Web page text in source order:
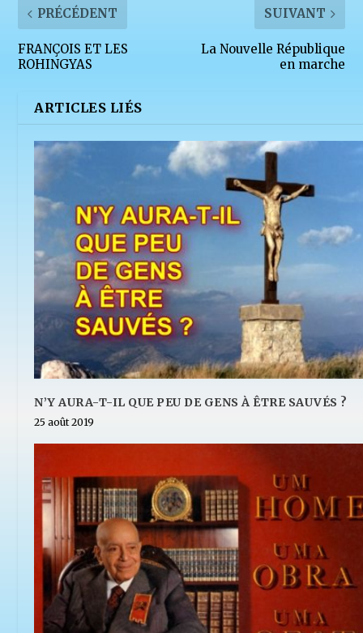
PRÉCÉDENT
FRANÇOIS ET LES
ROHINGYAS
SUIVANT
La Nouvelle République
en marche
ARTICLES LIÉS
N’Y AURA-T-IL QUE PEU DE GENS À ÊTRE SAUVÉS ?
25 août 2019